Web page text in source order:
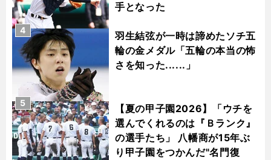
手となった
羽生結弦が一時は諦めたソチ五
輪の金メダル「五輪の本当の怖
さを知った......」
4
【夏の甲子園2026】「ウチを
選んでくれるのは『Ｂランク』
の選手たち」 八幡商が15年ぶ
り甲子園をつかんだ"名門復
5